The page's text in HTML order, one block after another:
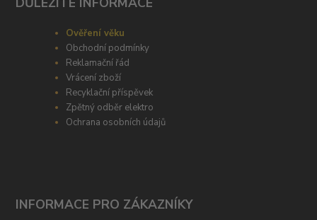
Ověření věku
Obchodní podmínky
Reklamační řád
Vrácení zboží
Recyklační příspěvek
Zpětný odběr elektro
Ochrana osobních údajů
INFORMACE PRO ZÁKAZNÍKY